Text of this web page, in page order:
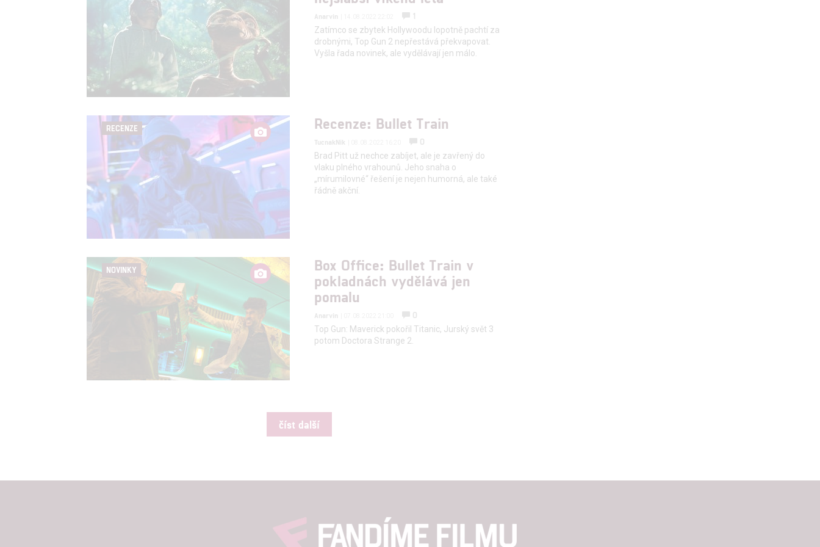
Anarvin
1
Zatímco se zbytek Hollywoodu lopotně pachtí za
drobnými, Top Gun 2 nepřestává překvapovat.
Vyšla řada novinek, ale vydělávají jen málo.
RECENZE Recenze: Bullet Train
TucnakNik
0
Brad Pitt už nechce zabíjet, ale je zavřený do
vlaku plného vrahounů. Jeho snaha o
„mírumilovné“ řešení je nejen humorná, ale také
řádně akční.
NOVINKY
Box Office: Bullet Train v
pokladnách vydělává jen
pomalu
Anarvin
0
Top Gun: Maverick pokořil Titanic, Jurský svět 3
potom Doctora Strange 2.
číst další
Udělením souhlasu s účely a funkcemi zde uvedenými dáváte nám i našim partnerům
možnost: Zajištění bezpečnosti, předcházení a zjišťování podvodů a odstraňování chyb,
Poskytování a zobrazování reklamy a obsahu